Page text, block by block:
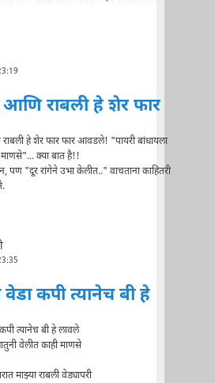
आणि राबली हे शेर फार
हे शेर फार फार आवडले! "पायरी बांधायला
माणसे"... क्या बात है!!
पण "दूर रांगेने उभा केलीत.." वाचताना काहितरी
वेडा कपी त्यानेच बी हे
त्यानेच बी हे लावले
वेलीत काही माणसे
माझ्या राबली वेड्यापरी